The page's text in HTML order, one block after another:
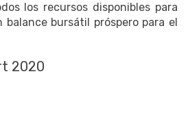
los recursos disponibles para
bursátil próspero para el
2020